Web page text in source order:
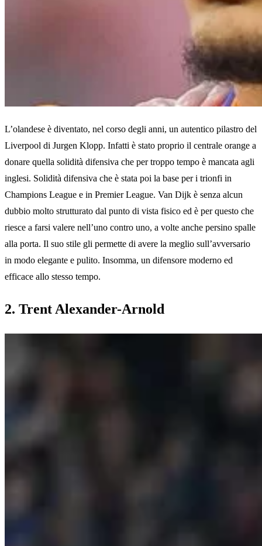
L’olandese è diventato, nel corso degli anni, un autentico pilastro del
Liverpool di Jurgen Klopp. Infatti è stato proprio il centrale orange a
donare quella solidità difensiva che per troppo tempo è mancata agli
inglesi. Solidità difensiva che è stata poi la base per i trionfi in
Champions League e in Premier League. Van Dijk è senza alcun
dubbio molto strutturato dal punto di vista fisico ed è per questo che
riesce a farsi valere nell’uno contro uno, a volte anche persino spalle
alla porta. Il suo stile gli permette di avere la meglio sull’avversario
in modo elegante e pulito. Insomma, un difensore moderno ed
efficace allo stesso tempo.
2. Trent Alexander-Arnold